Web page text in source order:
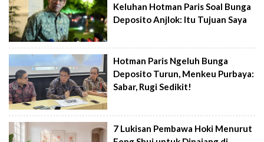
Keluhan Hotman Paris Soal Bunga
Deposito Anjlok: Itu Tujuan Saya
Hotman Paris Ngeluh Bunga
Deposito Turun, Menkeu Purbaya:
Sabar, Rugi Sedikit!
7 Lukisan Pembawa Hoki Menurut